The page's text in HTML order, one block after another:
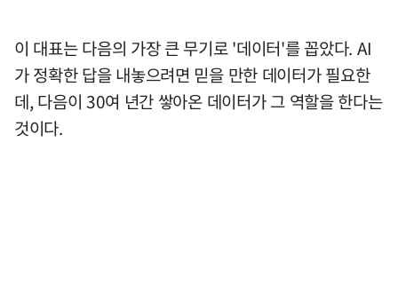
이 대표는 다음의 가장 큰 무기로 '데이터'를 꼽았다. AI
가 정확한 답을 내놓으려면 믿을 만한 데이터가 필요한
데, 다음이 30여 년간 쌓아온 데이터가 그 역할을 한다는
것이다.